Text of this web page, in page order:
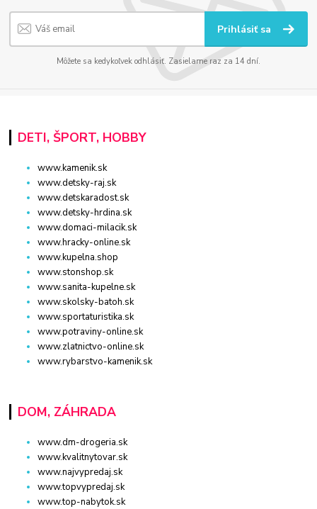
Prihlásiť sa
Môžete sa kedykoľvek odhlásiť. Zasielame raz za 14 dní.
DETI, ŠPORT, HOBBY
www.kamenik.sk
www.detsky-raj.sk
www.detskaradost.sk
www.detsky-hrdina.sk
www.domaci-milacik.sk
www.hracky-online.sk
www.kupelna.shop
www.stonshop.sk
www.sanita-kupelne.sk
www.skolsky-batoh.sk
www.sportaturistika.sk
www.potraviny-online.sk
www.zlatnictvo-online.sk
www.rybarstvo-kamenik.sk
DOM, ZÁHRADA
www.dm-drogeria.sk
www.kvalitnytovar.sk
www.najvypredaj.sk
www.topvypredaj.sk
www.top-nabytok.sk